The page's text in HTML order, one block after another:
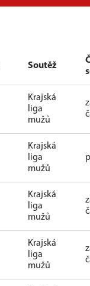
Soutěž
Krajská
liga
mužů
Krajská
liga
mužů
Krajská
liga
mužů
Krajská
liga
mužů